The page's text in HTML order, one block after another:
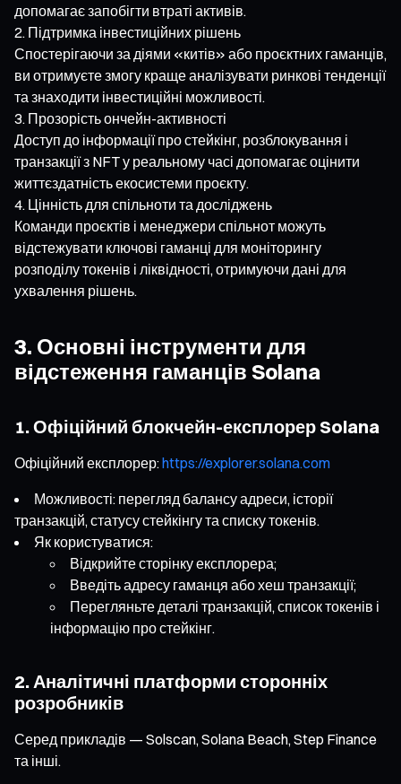
допомагає запобігти втраті активів.
Підтримка інвестиційних рішень
Спостерігаючи за діями «китів» або проєктних гаманців,
ви отримуєте змогу краще аналізувати ринкові тенденції
та знаходити інвестиційні можливості.
Прозорість ончейн-активності
Доступ до інформації про стейкінг, розблокування і
транзакції з NFT у реальному часі допомагає оцінити
життєздатність екосистеми проєкту.
Цінність для спільноти та досліджень
Команди проєктів і менеджери спільнот можуть
відстежувати ключові гаманці для моніторингу
розподілу токенів і ліквідності, отримуючи дані для
ухвалення рішень.
3. Основні інструменти для
відстеження гаманців Solana
1. Офіційний блокчейн-експлорер Solana
Офіційний експлорер:https://explorer.solana.com
Можливості: перегляд балансу адреси, історії
транзакцій, статусу стейкінгу та списку токенів.
Як користуватися:
Відкрийте сторінку експлорера;
Введіть адресу гаманця або хеш транзакції;
Перегляньте деталі транзакцій, список токенів і
інформацію про стейкінг.
2. Аналітичні платформи сторонніх
розробників
Серед прикладів — Solscan, Solana Beach, Step Finance
та інші.